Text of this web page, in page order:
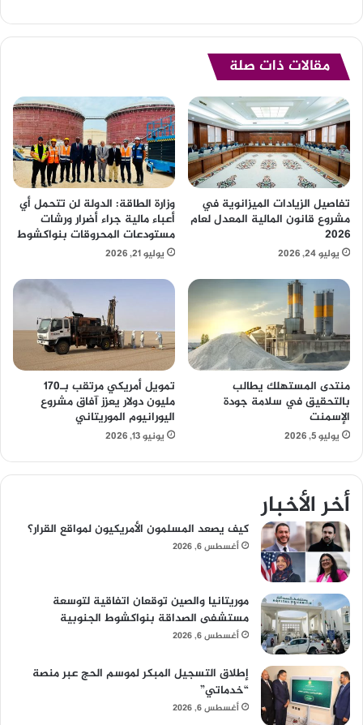
مقالات ذات صلة
تفاصيل الزيادات الميزانوية في
مشروع قانون المالية المعدل لعام
2026
يوليو 24, 2026
وزارة الطاقة: الدولة لن تتحمل أي
أعباء مالية جراء أضرار ورشات
مستودعات المحروقات بنواكشوط
يوليو 21, 2026
منتدى المستهلك يطالب
بالتحقيق في سلامة جودة
الإسمنت
يوليو 5, 2026
تمويل أمريكي مرتقب بـ170
مليون دولار يعزز آفاق مشروع
اليورانيوم الموريتاني
يونيو 13, 2026
أخر الأخبار
كيف يصعد المسلمون الأمريكيون لمواقع القرار؟
أغسطس 6, 2026
موريتانيا والصين توقعان اتفاقية لتوسعة
مستشفى الصداقة بنواكشوط الجنوبية
أغسطس 6, 2026
إطلاق التسجيل المبكر لموسم الحج عبر منصة
“خدماتي”
أغسطس 6, 2026